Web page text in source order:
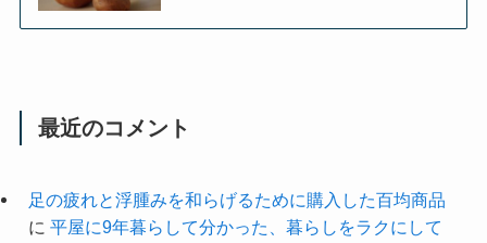
最近のコメント
足の疲れと浮腫みを和らげるために購入した百均商品
に 平屋に9年暮らして分かった、暮らしをラクにして